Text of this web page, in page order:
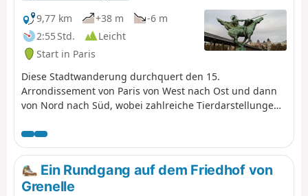
9,77 km
+38 m
-6 m
2:55 Std.
Leicht
Start in Paris
Diese Stadtwanderung durchquert den 15.
Arrondissement von Paris von West nach Ost und dann
von Nord nach Süd, wobei zahlreiche Tierdarstellungen
Brassens erinnern an die Vergangenheit der
Schlachthöfe von Vaugirard.
Ein Rundgang auf dem Friedhof von
Grenelle